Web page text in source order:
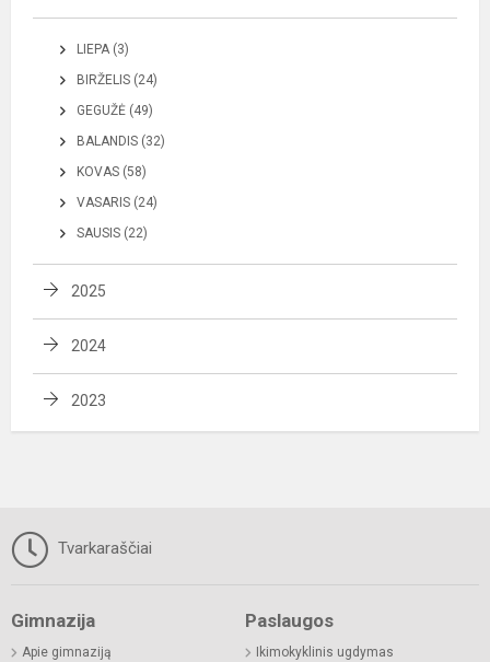
LIEPA (3)
BIRŽELIS (24)
GEGUŽĖ (49)
BALANDIS (32)
KOVAS (58)
VASARIS (24)
SAUSIS (22)
2025
2024
2023
Tvarkaraščiai
Gimnazija
Apie gimnaziją
Paslaugos
Ikimokyklinis ugdymas